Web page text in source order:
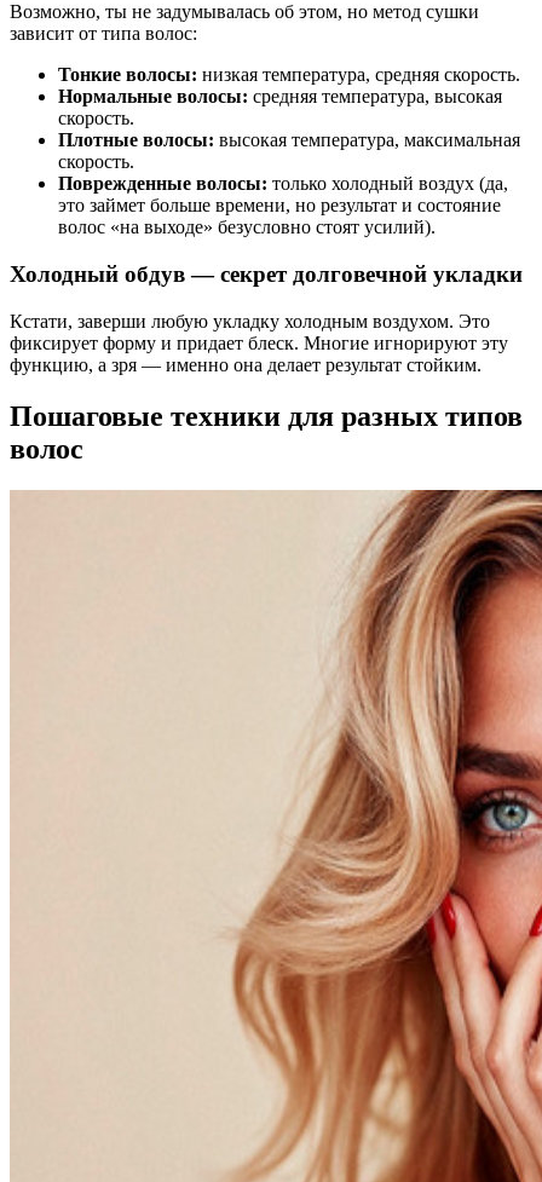
Возможно, ты не задумывалась об этом, но метод сушки
зависит от типа волос:
Тонкие волосы: низкая температура, средняя скорость.
Нормальные волосы: средняя температура, высокая
скорость.
Плотные волосы: высокая температура, максимальная
скорость.
Поврежденные волосы: только холодный воздух (да,
это займет больше времени, но результат и состояние
волос «на выходе» безусловно стоят усилий).
Холодный обдув — секрет долговечной укладки
Кстати, заверши любую укладку холодным воздухом. Это
фиксирует форму и придает блеск. Многие игнорируют эту
функцию, а зря — именно она делает результат стойким.
Пошаговые техники для разных типов
волос